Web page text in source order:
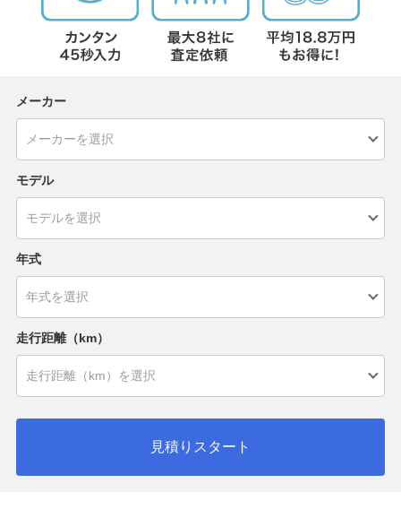
メーカー
モデル
年式
走行距離（km）
見積りスタート